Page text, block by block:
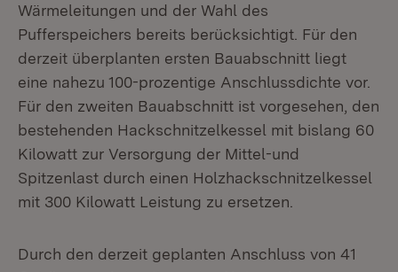
Wärmeleitungen und der Wahl des
Pufferspeichers bereits berücksichtigt. Für den
derzeit überplanten ersten Bauabschnitt liegt
eine nahezu 100-prozentige Anschlussdichte vor.
Für den zweiten Bauabschnitt ist vorgesehen, den
bestehenden Hackschnitzelkessel mit bislang 60
Kilowatt zur Versorgung der Mittel-und
Spitzenlast durch einen Holzhackschnitzelkessel
mit 300 Kilowatt Leistung zu ersetzen.
Durch den derzeit geplanten Anschluss von 41